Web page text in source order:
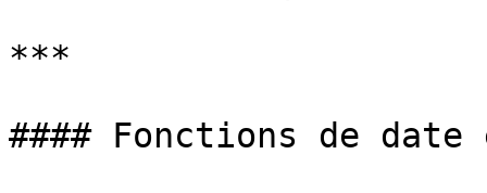
***
#### Fonctions de